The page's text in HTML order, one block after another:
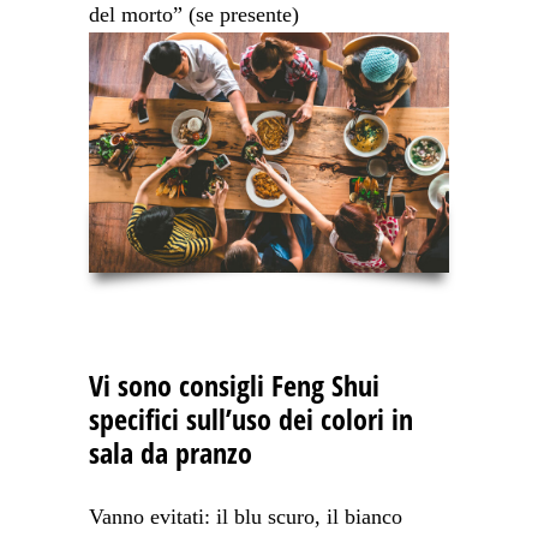
del morto” (se presente)
Vi sono consigli Feng Shui
specifici sull’uso dei colori in
sala da pranzo
Vanno evitati: il blu scuro, il bianco